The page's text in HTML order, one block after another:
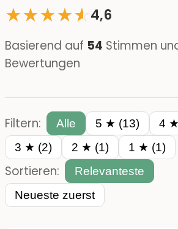
★★★★☆
★4,6
Basierend auf 54 Stimmen
Bewertungen
Filtern: Alle 5 ★ (13)
4
3 ★ (2)
2 ★ (1) 1 ★ (1)
Sortieren:
Relevanteste
Neueste zuerst